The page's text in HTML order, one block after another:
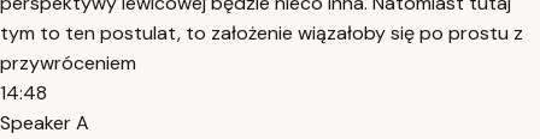
tym to ten postulat, to założenie wiązałoby się po prostu z
przywróceniem
14:48
Speaker A